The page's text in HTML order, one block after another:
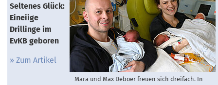
Mara und Max Deboer freuen sich dreifach. In
Seltenes Glück:
Eineiige
Drillinge im
EvKB geboren
Zum Artikel